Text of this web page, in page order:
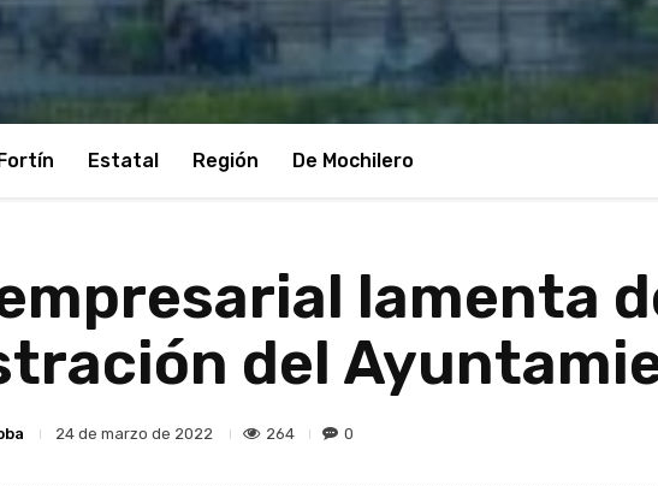
Estatal Región De Mochilero
lamenta
del
24 de marzo de 2022 264 0